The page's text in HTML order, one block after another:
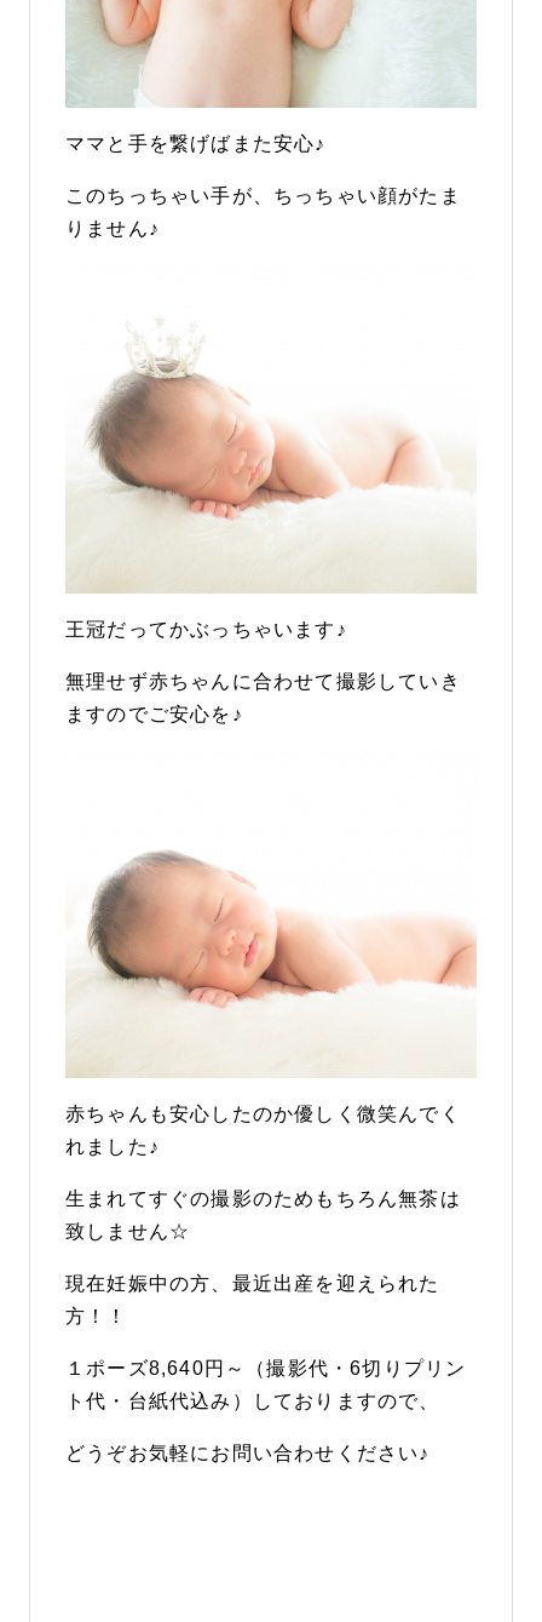
ママと手を繋げばまた安心♪
このちっちゃい手が、ちっちゃい顔がたま
りません♪
王冠だってかぶっちゃいます♪
無理せず赤ちゃんに合わせて撮影していき
ますのでご安心を♪
赤ちゃんも安心したのか優しく微笑んでく
れました♪
生まれてすぐの撮影のためもちろん無茶は
致しません☆
現在妊娠中の方、最近出産を迎えられた
方！！
１ポーズ8,640円～（撮影代・6切りプリン
ト代・台紙代込み）しておりますので、
どうぞお気軽にお問い合わせください♪